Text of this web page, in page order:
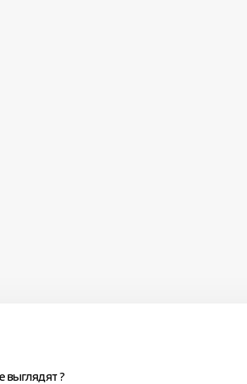
выглядят ?